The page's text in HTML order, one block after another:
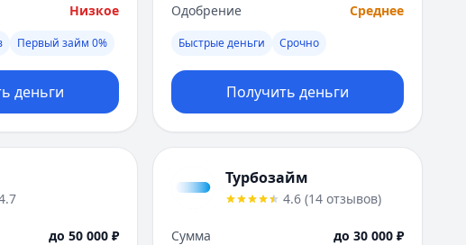
Магнитогорск
Махачкала
Набережные Челны
Нижний Новгород
Новокузнецк
Новосибирск
О
Омск
Оренбург
Низкое
Первый займ 0%
деньги
Одобрение
Среднее
Быстрые деньги Срочно
Получить деньги
до 50 000 ₽
Турбозайм
4.6 (14 отзывов)
Сумма
до 30 000 ₽